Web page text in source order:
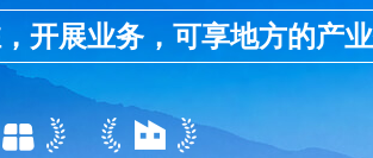
开展业务，可享地方的产